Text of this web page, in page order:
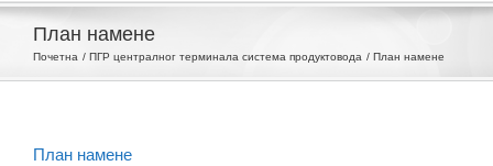
План намене
Почетна ПГР централног терминала система продуктовода План намене
План намене